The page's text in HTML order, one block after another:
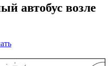
автобус возле